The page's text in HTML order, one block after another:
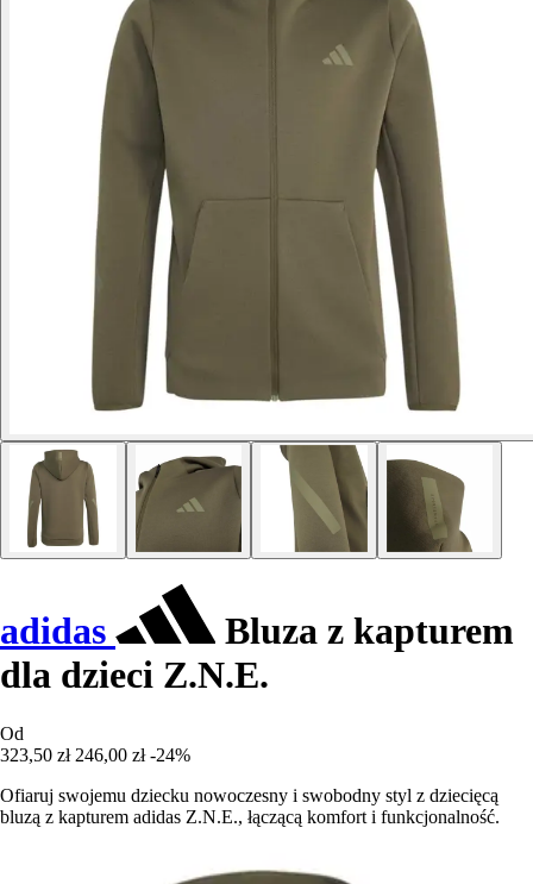
adidas
Bluza z kapturem
dla dzieci Z.N.E.
Od
323,50 zł 246,00 zł -24%
Ofiaruj swojemu dziecku nowoczesny i swobodny styl z dziecięcą
bluzą z kapturem adidas Z.N.E., łączącą komfort i funkcjonalność.